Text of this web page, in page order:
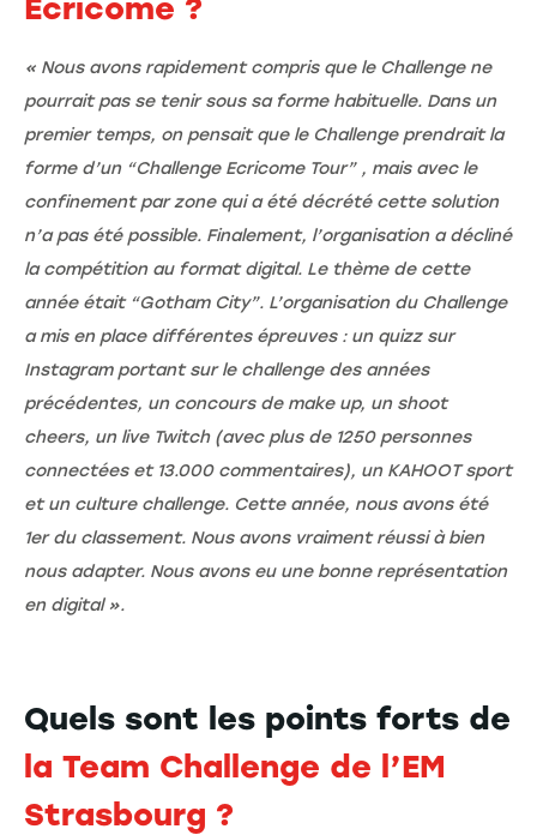
Ecricome ?
« Nous avons rapidement compris que le Challenge ne
pourrait pas se tenir sous sa forme habituelle. Dans un
premier temps, on pensait que le Challenge prendrait la
forme d’un “Challenge Ecricome Tour” , mais avec le
confinement par zone qui a été décrété cette solution
n’a pas été possible. Finalement, l’organisation a décliné
la compétition au format digital. Le thème de cette
année était “Gotham City”. L’organisation du Challenge
a mis en place différentes épreuves : un quizz sur
Instagram portant sur le challenge des années
précédentes, un concours de make up, un shoot
cheers, un live Twitch (avec plus de 1250 personnes
connectées et 13.000 commentaires), un KAHOOT sport
et un culture challenge. Cette année, nous avons été
1er du classement. Nous avons vraiment réussi à bien
nous adapter. Nous avons eu une bonne représentation
en digital ».
Quels sont les points forts de
la Team Challenge de l’EM
Strasbourg ?